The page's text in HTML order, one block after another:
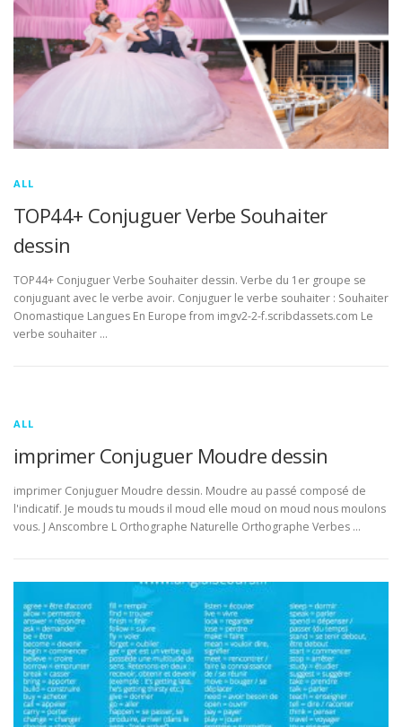
ALL
TOP44+ Conjuguer Verbe Souhaiter
dessin
TOP44+ Conjuguer Verbe Souhaiter dessin. Verbe du 1er groupe se
conjuguant avec le verbe avoir. Conjuguer le verbe souhaiter : Souhaiter
Onomastique Langues En Europe from imgv2-2-f.scribdassets.com Le
verbe souhaiter …
ALL
imprimer Conjuguer Moudre dessin
imprimer Conjuguer Moudre dessin. Moudre au passé composé de
l'indicatif. Je mouds tu mouds il moud elle moud on moud nous moulons
vous. J Anscombre L Orthographe Naturelle Orthographe Verbes …